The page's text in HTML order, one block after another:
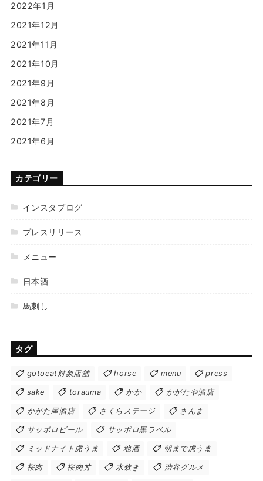
2022年1月
2021年12月
2021年11月
2021年10月
2021年9月
2021年8月
2021年7月
2021年6月
カテゴリー
インスタブログ
プレスリリース
メニュー
日本酒
馬刺し
タグ
gotoeat対象店舗 horse menu press
sake torauma かか かがたや酒店
かがた屋酒店 さくらステージ さんま
サッポロビール サッポロ黒ラベル
ミッドナイト虎うま 地酒 朝まで虎うま
桜肉 桜肉丼 水炊き 渋谷グルメ